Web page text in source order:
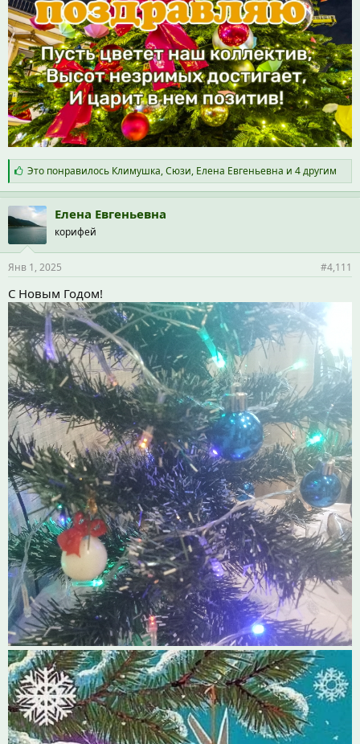
С
и
м
п
а
т
и
:
Это понравилось Климушка,Сюзи, Елена Евгеньевна и 4 другим
Елена Евгеньевна
корифей
Янв 1, 2025 #4,111
С Новым Годом!